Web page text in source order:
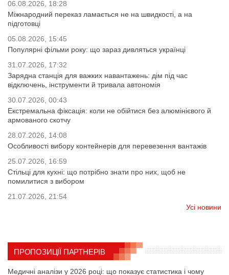
06.08.2026, 18:28
Міжнародний переказ ламається не на швидкості, а на
підготовці
05.08.2026, 15:45
Популярні фільми року: що зараз дивляться українці
31.07.2026, 17:32
Зарядна станція для важких навантажень: дім під час
відключень, інструменти й тривала автономія
30.07.2026, 00:43
Екстремальна фіксація: коли не обійтися без алюмінієвого й
армованого скотчу
28.07.2026, 14:08
Особливості вибору контейнерів для перевезення вантажів
25.07.2026, 16:59
Стільці для кухні: що потрібно знати про них, щоб не
помилитися з вибором
21.07.2026, 21:54
Усі новини
ПРОПОЗИЦІЇ ПАРТНЕРІВ
Медичні аналізи у 2026 році: що показує статистика і чому